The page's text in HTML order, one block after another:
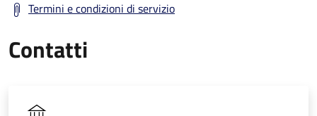
Termini e condizioni di servizio
Contatti